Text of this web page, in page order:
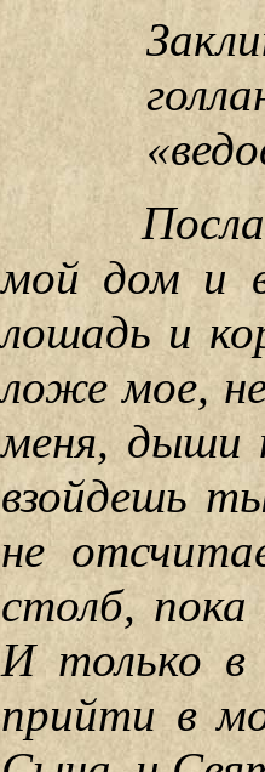
мой дом и
лошадь и
ложе мое,
меня, дыши
взойдешь
не
столб, пока
И только
прийти в